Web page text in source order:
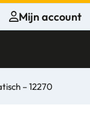
Mijn account
– 12270